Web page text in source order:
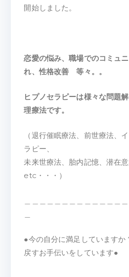
開始しました。
恋愛の悩み、職場でのコミュ
れ、性格改善 等々。。
ヒプノセラピーは様々な問題
理療法です。
（退行催眠療法、前世療法、
ラピー、
未来世療法、胎内記憶、潜在
etc・・・）
●今の自分に満足していますか
戻すお手伝いをしています●